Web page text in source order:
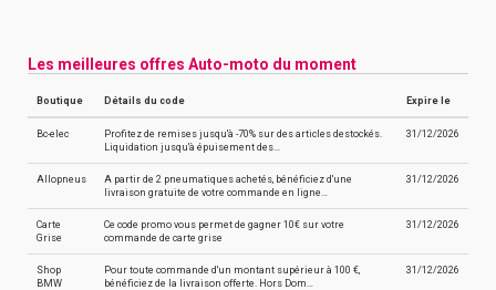
Les meilleures offres Auto-moto du moment
Boutique Détails du code Expire le
Bc-elec
Profitez de remises jusqu'à -70% sur des articles destockés.
Liquidation jusqu'à épuisement des…
31/12/2026
Allopneus
A partir de 2 pneumatiques achetés, bénéficiez d'une
livraison gratuite de votre commande en ligne…
31/12/2026
Carte
Grise
Ce code promo vous permet de gagner 10€ sur votre
commande de carte grise
31/12/2026
Shop
BMW
Pour toute commande d'un montant supérieur à 100 €,
bénéficiez de la livraison offerte. Hors Dom…
31/12/2026